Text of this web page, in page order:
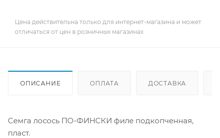
Цена действительна только для интернет-магазина и может
отличаться от цен в розничных магазинах
ОПИСАНИЕ ОПЛАТА ДОСТАВКА
Семга лосось ПО-ФИНСКИ филе подкопченная,
пласт.